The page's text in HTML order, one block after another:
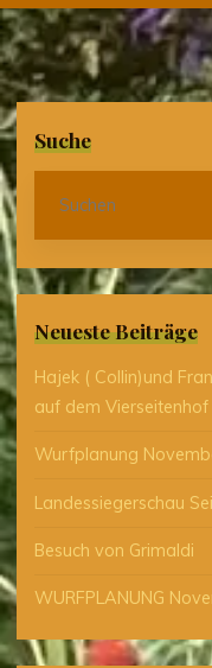
Suche
Neueste Beiträge
Hajek ( Collin)und
auf dem Vierseitenhof
Wurfplanung
Landessiegerschau
Besuch von Grimaldi
WURFPLANUNG